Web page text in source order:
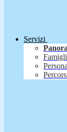
Servizi